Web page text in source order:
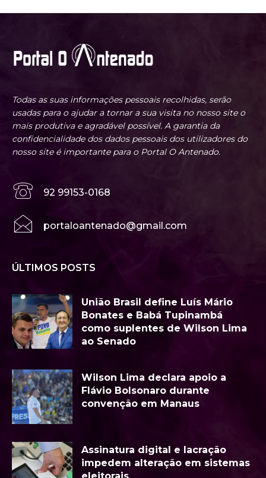
Todas as suas informações pessoais recolhidas, serão
usadas para o ajudar a tornar a sua visita no nosso site o
mais produtiva e agradável possível. A garantia da
confidencialidade dos dados pessoais dos utilizadores do
nosso site é importante para o Portal O Antenado.
92 99153-0168
portaloantenado@gmail.com
ÚLTIMOS POSTS
União Brasil define Luís Mário
Bonates e Babá Tupinambá
como suplentes de Wilson Lima
ao Senado
Wilson Lima declara apoio a
Flávio Bolsonaro durante
convenção em Manaus
Assinatura digital e lacração
impedem alteração em sistemas
eleitorais